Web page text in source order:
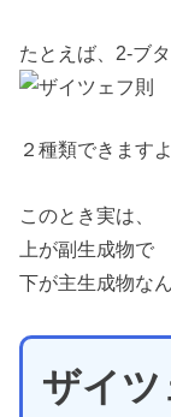
たとえば、2-ブ
２種類できますよ
このとき実は、
上が副生成物で
下が主生成物なん
ザイツ